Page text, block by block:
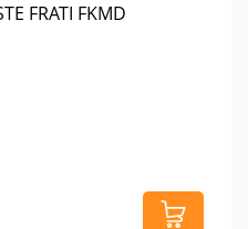
FRATI FKMD